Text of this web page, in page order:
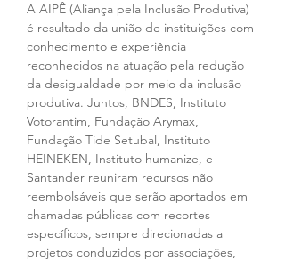
A AIPÊ (Aliança pela Inclusão Produtiva)
é resultado da união de instituições com
conhecimento e experiência
reconhecidos na atuação pela redução
da desigualdade por meio da inclusão
produtiva. Juntos, BNDES, Instituto
Votorantim, Fundação Arymax,
Fundação Tide Setubal, Instituto
HEINEKEN, Instituto humanize, e
Santander reuniram recursos não
reembolsáveis que serão aportados em
chamadas públicas com recortes
específicos, sempre direcionadas a
projetos conduzidos por associações,